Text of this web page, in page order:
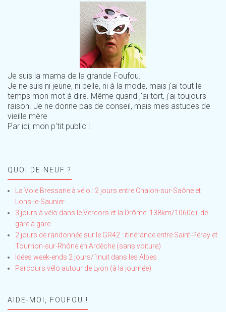
Je suis la mama de la grande Foufou.
Je ne suis ni jeune, ni belle, ni à la mode, mais j'ai tout le
temps mon mot à dire. Même quand j'ai tort, j'ai toujours
raison. Je ne donne pas de conseil, mais mes astuces de
vieille mère
Par ici, mon p'tit public !
QUOI DE NEUF ?
La Voie Bressane à vélo : 2 jours entre Chalon-sur-Saône et
Lons-le-Saunier
3 jours à vélo dans le Vercors et la Drôme: 138km/1060d+ de
gare à gare
2 jours de randonnée sur le GR42 : itinérance entre Saint-Péray et
Tournon-sur-Rhône en Ardèche (sans voiture)
Idées week-ends 2 jours/1nuit dans les Alpes
Parcours vélo autour de Lyon (à la journée)
AIDE-MOI, FOUFOU !